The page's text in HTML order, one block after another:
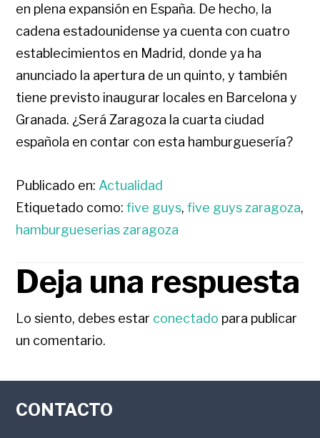
en plena expansión en España. De hecho, la
cadena estadounidense ya cuenta con cuatro
establecimientos en Madrid, donde ya ha
anunciado la apertura de un quinto, y también
tiene previsto inaugurar locales en Barcelona y
Granada. ¿Será Zaragoza la cuarta ciudad
española en contar con esta hamburguesería?
Publicado en: Actualidad
Etiquetado como:five guys,five guys zaragoza,
hamburgueserias zaragoza
INTERACCIONES
CON
LOS
LECTORES
Deja una respuesta
Lo siento, debes estar conectado para publicar
un comentario.
FOOTER
CONTACTO